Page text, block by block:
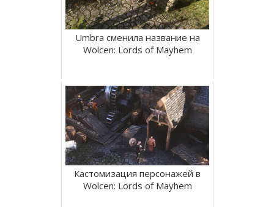
Umbra сменила название на
Wolcen: Lords of Mayhem
Кастомизация персонажей в
Wolcen: Lords of Mayhem